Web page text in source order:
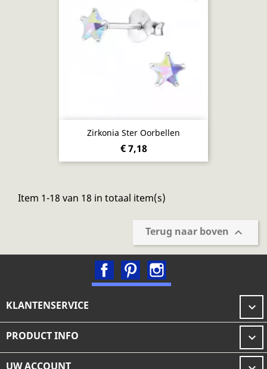
Zirkonia Ster Oorbellen
€ 7,18
Item 1-18 van 18 in totaal item(s)
Terug naar boven 
FacebookPinterest
KLANTENSERVICE 
PRODUCT INFO 
UW ACCOUNT